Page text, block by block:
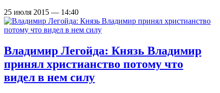
25 июля 2015 — 14:40
Владимир Легойда: Князь Владимир
принял христианство потому что
видел в нем силу